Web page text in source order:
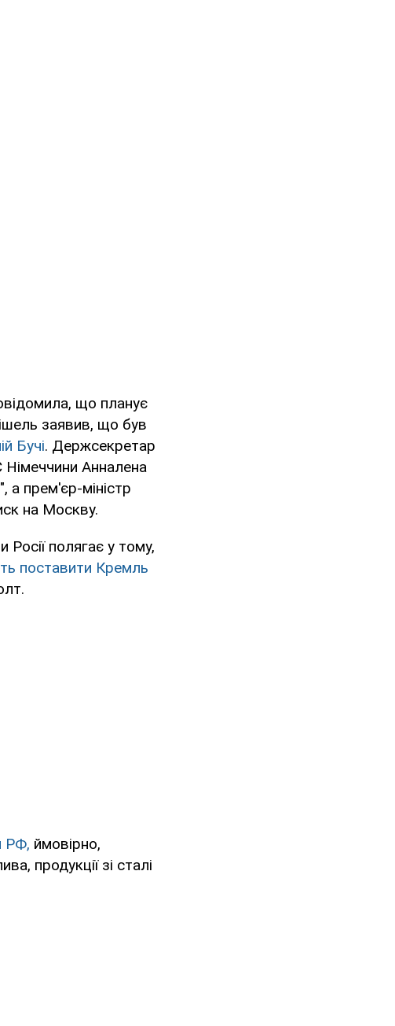
що планує
заявив, що був
Бучі. Держсекретар
Анналена
а прем'єр-міністр
на Москву.
полягає у тому,
поставити Кремль
РФ, ймовірно,
продукції зі сталі